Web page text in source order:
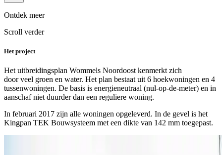
Ontdek meer
Scroll verder
Het project
Het uitbreidingsplan Wommels Noordoost kenmerkt zich
door veel groen en water. Het plan bestaat uit 6 hoekwoningen en 4
tussenwoningen. De basis is energieneutraal (nul-op-de-meter) en in
aanschaf niet duurder dan een reguliere woning.
In februari 2017 zijn alle woningen opgeleverd. In de gevel is het
Kingpan TEK Bouwsysteem met een dikte van 142 mm toegepast.